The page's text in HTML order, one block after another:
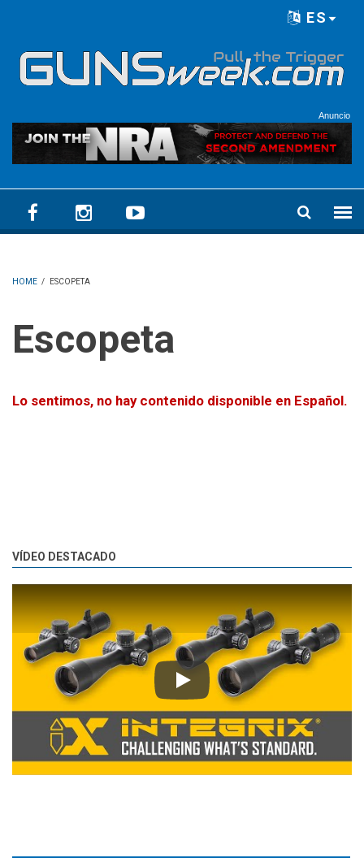
ES
Anuncio
HOME / ESCOPETA
Escopeta
Lo sentimos, no hay contenido disponible en Español.
VÍDEO DESTACADO
Play